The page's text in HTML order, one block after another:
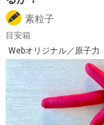
素粒子
目安箱
Webオリジナル／原子力